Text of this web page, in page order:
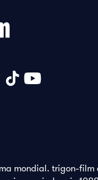
mondial. trigon-film